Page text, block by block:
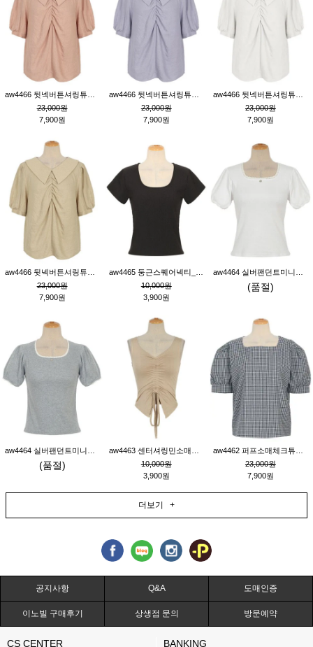
23,000원
7,900원
23,000원
7,900원
23,000원
7,900원
23,000원
7,900원
10,000원
3,900원
(품절)
(품절)
10,000원
3,900원
23,000원
7,900원
더보기 +
공지사항 Q&A 도매인증
이노빌 구매후기 상생점 문의 방문예약
CS CENTER BANKING